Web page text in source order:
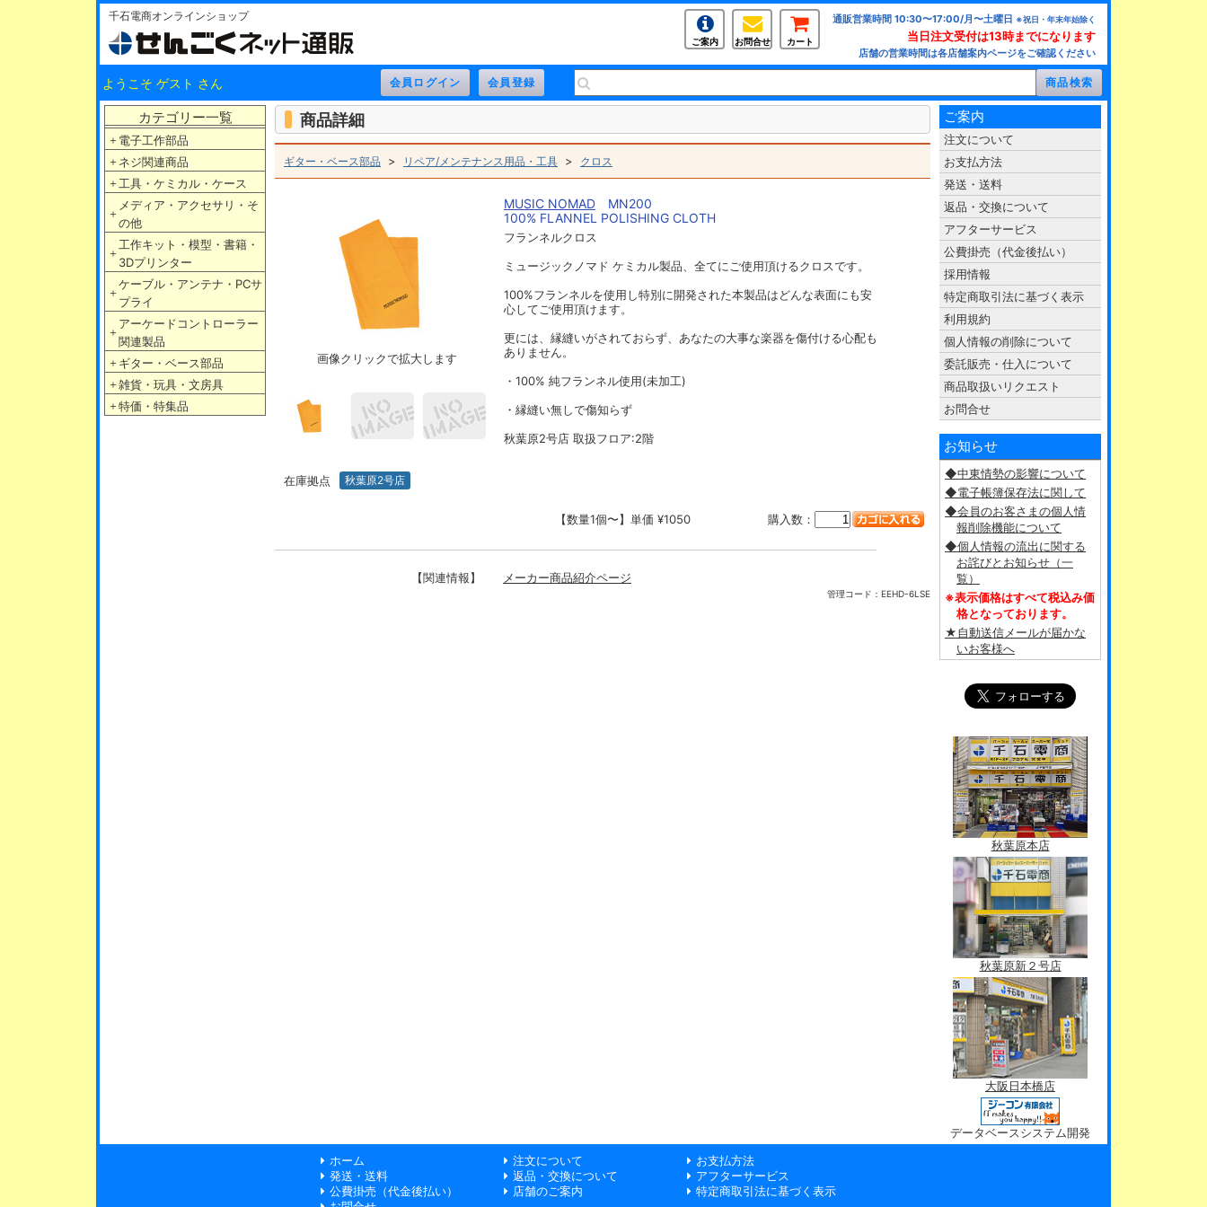
千石電商オンラインショップ
ご案内 お問合せ カート
通販営業時間 10:30〜17:00/月〜土曜日 ※祝日・年末年始除く
当日注文受付は13時までになります
店舗の営業時間は各店舗案内ページをご確認ください
ようこそ ゲスト さん
カテゴリー一覧
＋ 電子工作部品
＋ ネジ関連商品
＋ 工具・ケミカル・ケース
＋
メディア・アクセサリ・そ
の他
＋
工作キット・模型・書籍・
3Dプリンター
＋
ケーブル・アンテナ・PCサ
プライ
＋
アーケードコントローラー
関連製品
＋ ギター・ベース部品
＋ 雑貨・玩具・文房具
＋ 特価・特集品
商品詳細
ギター・ベース部品 > リペア/メンテナンス用品・工具 > クロス
画像クリックで拡大します
MUSIC NOMAD MN200
100% FLANNEL POLISHING CLOTH
フランネルクロス
ミュージックノマド ケミカル製品、全てにご使用頂けるクロスです。
100%フランネルを使用し特別に開発された本製品はどんな表面にも安
心してご使用頂けます。
更には、縁縫いがされておらず、あなたの大事な楽器を傷付ける心配も
ありません。
・100% 純フランネル使用(未加工)
・縁縫い無しで傷知らず
秋葉原2号店 取扱フロア:2階
在庫拠点 秋葉原2号店
【数量1個〜】単価 ¥1050 購入数：
【関連情報】 メーカー商品紹介ページ
管理コード： EEHD-6LSE
ご案内
注文について
お支払方法
発送・送料
返品・交換について
アフターサービス
公費掛売（代金後払い）
採用情報
特定商取引法に基づく表示
利用規約
個人情報の削除について
委託販売・仕入について
商品取扱いリクエスト
お問合せ
お知らせ
◆中東情勢の影響について
◆電子帳簿保存法に関して
◆会員のお客さまの個人情
報削除機能について
◆個人情報の流出に関する
お詫びとお知らせ（一
覧）
※表示価格はすべて税込み価
格となっております。
★自動送信メールが届かな
いお客様へ
秋葉原本店
秋葉原新２号店
大阪日本橋店
データベースシステム開発
ホーム
注文について
お支払方法
発送・送料
返品・交換について
アフターサービス
公費掛売（代金後払い）
店舗のご案内
特定商取引法に基づく表示